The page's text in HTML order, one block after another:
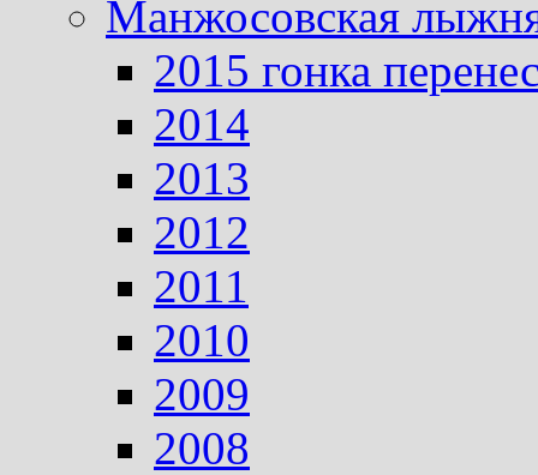
Манжосовская
2015 гонка
2014
2013
2012
2011
2010
2009
2008